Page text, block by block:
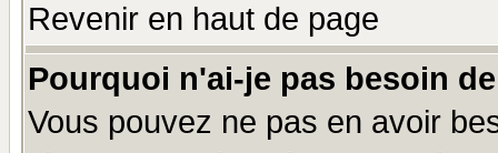
Revenir en haut de page
Pourquoi n'ai-je pas besoin
Vous pouvez ne pas en avoir